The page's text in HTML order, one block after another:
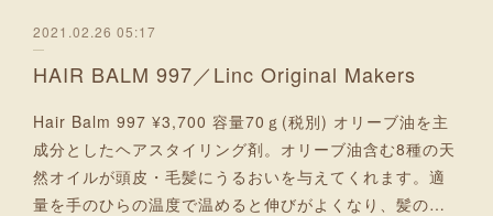
2021.02.26 05:17
HAIR BALM 997／Linc Original Makers
Hair Balm 997 ¥3,700 容量70ｇ(税別) オリーブ油を主
成分としたヘアスタイリング剤。オリーブ油含む8種の天
然オイルが頭皮・毛髪にうるおいを与えてくれます。適
量を手のひらの温度で温めると伸びがよくなり、髪の…